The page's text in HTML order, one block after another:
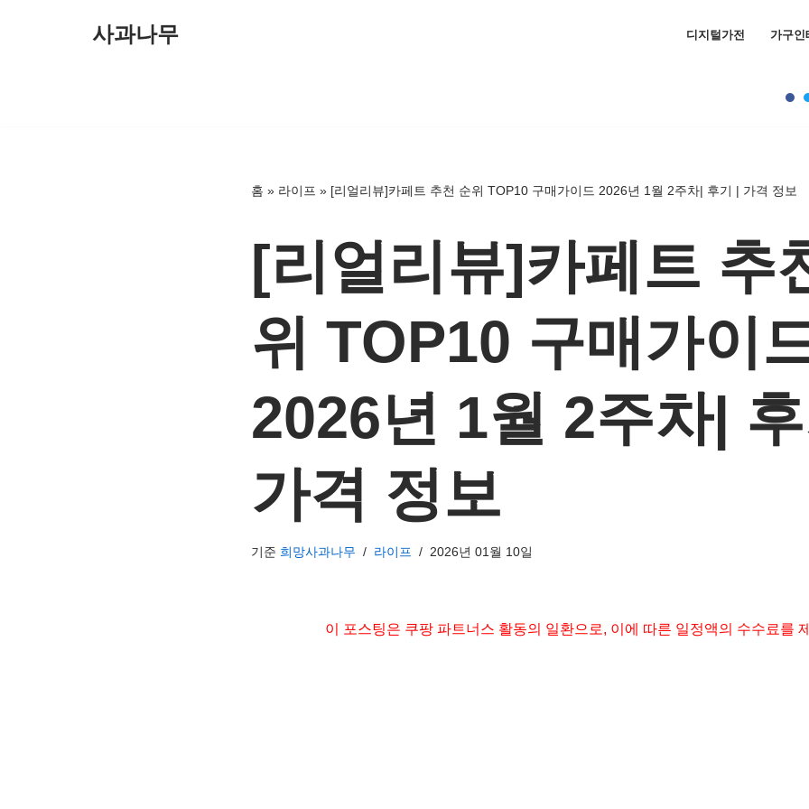
사과나무 디지털가전 가구인
홈 » 라이프 » [리얼리뷰]카페트 추천 순위 TOP10 구매가이드 2026년 1월 2주차| 후기 | 가격 정보
[리얼리뷰]카페트 추
위 TOP10 구매가이
2026년 1월 2주차|
가격 정보
기준 희망사과나무 라이프 2026년 01월 10일
이 포스팅은 쿠팡 파트너스 활동의 일환으로, 이에 따른 일정액의 수수료를